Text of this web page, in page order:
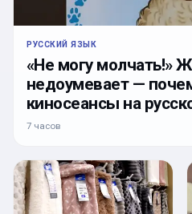
РУССКИЙ ЯЗЫК
«Не могу молчать!»
недоумевает —
киносеансы на
7 часов